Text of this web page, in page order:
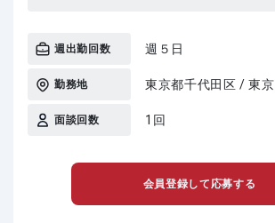
週出勤回数 週５日
勤務地 東京都千代田区 / 東京
面談回数 1回
会員登録して応募する